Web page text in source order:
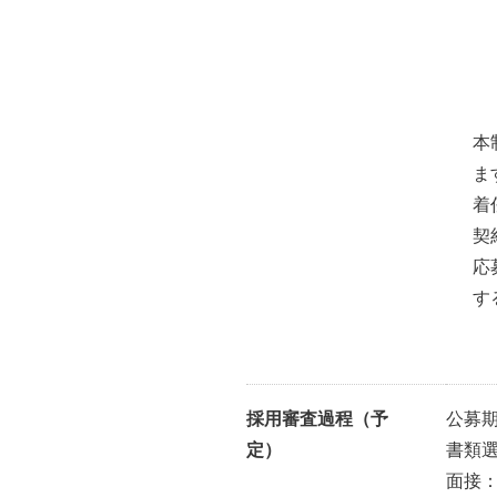
本
ま
着
契
応
す
採用審査過程（予
定）
公募
書類
面接